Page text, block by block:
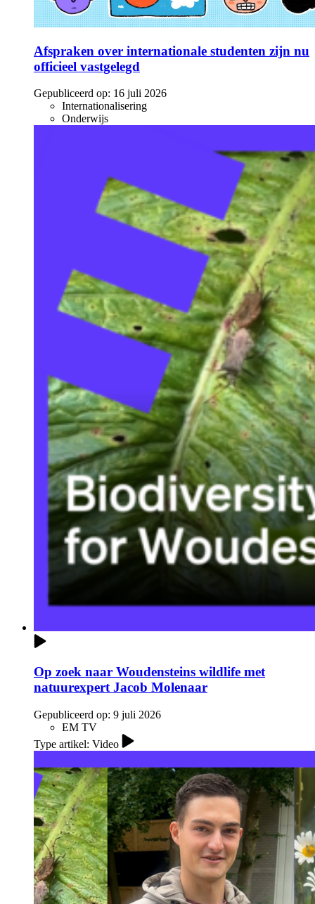
Afspraken over internationale studenten zijn nu
officieel vastgelegd
Gepubliceerd op: 16 juli 2026
Internationalisering
Onderwijs
Op zoek naar Woudensteins wildlife met
natuurexpert Jacob Molenaar
Gepubliceerd op: 9 juli 2026
EM TV
Type artikel: Video